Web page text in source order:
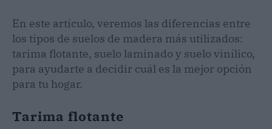
En este artículo, veremos las diferencias entre
los tipos de suelos de madera más utilizados:
tarima flotante, suelo laminado y suelo vinílico,
para ayudarte a decidir cuál es la mejor opción
para tu hogar.
Tarima flotante